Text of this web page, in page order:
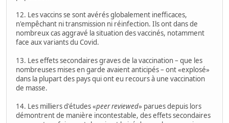
12. Les vaccins se sont avérés globalement inefficaces,
n'empêchant ni transmission ni réinfection. Ils ont dans de
nombreux cas aggravé la situation des vaccinés, notamment
face aux variants du Covid.
13. Les effets secondaires graves de la vaccination – que les
nombreuses mises en garde avaient anticipés – ont «explosé»
dans la plupart des pays qui ont eu recours à une vaccination
de masse.
14. Les milliers d'études «peer reviewed» parues depuis lors
démontrent de manière incontestable, des effets secondaires